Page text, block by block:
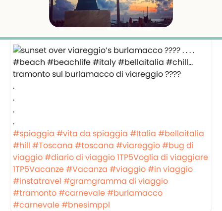
tramonto sul burlamacco di viareggio ????
.
.
.
.
#spiaggia #vita da spiaggia #Italia #bellaitalia
#hill #Toscana #toscana #viareggio#bug di
viaggio#diario di viaggio1TP5Voglia di viaggiare
1TP5Vacanze#Vacanza #viaggio#in viaggio
#instatravel #gramgramma di viaggio
#tramonto#carnevale#burlamacco
#carnevale#bnesimppl